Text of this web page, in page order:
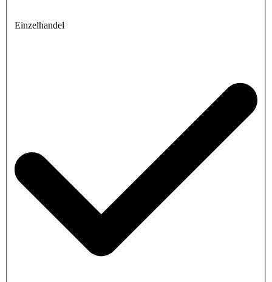
Einzelhandel